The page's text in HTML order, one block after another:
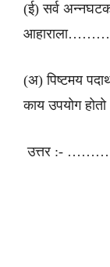
(ई) सर्व
(अ) पिष्टमय
काय उपयोग होतो
उत्तर :-